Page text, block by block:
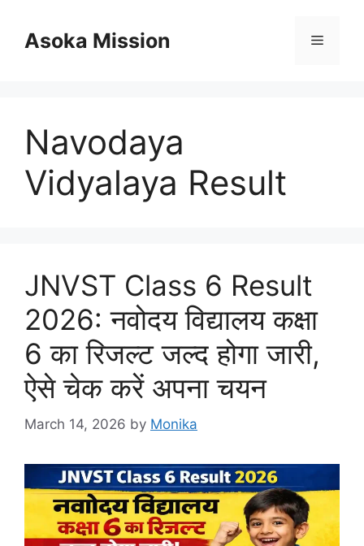
contentAsoka Mission Menu
Navodaya
Vidyalaya Result
JNVST Class 6 Result
2026: नवोदय विद्यालय कक्षा
6 का रिजल्ट जल्द होगा जारी,
ऐसे चेक करें अपना चयन
March 14, 2026 by Monika